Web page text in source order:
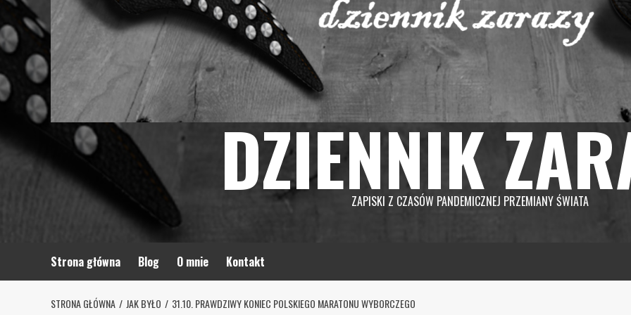
DZIENNIK
ZAPISKI Z CZASÓW PANDEMICZNEJ PRZEMIANY ŚWIATA
Strona główna Blog O mnie Kontakt
STRONA GŁÓWNA JAK BYŁO 31.10. PRAWDZIWY KONIEC POLSKIEGO MARATONU WYBORCZEGO